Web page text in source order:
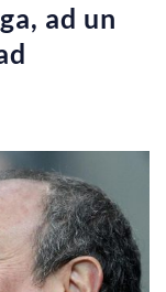
ad un